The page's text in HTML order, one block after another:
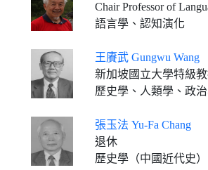
Chair Professor of Language and Cognitive Sciences, The
語言學、認知演化
王賡武 Gungwu Wang
新加坡國立大學特級
歷史學、人類學、政
張玉法 Yu-Fa Chang
退休
歷史學（中國近代史）